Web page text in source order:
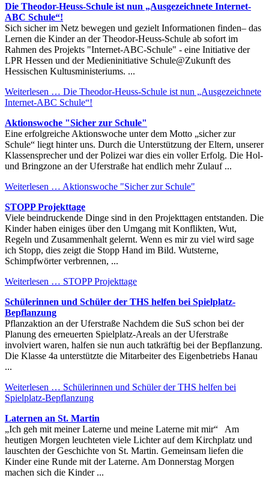
Die Theodor-Heuss-Schule ist nun „Ausgezeichnete Internet-
ABC Schule“!
Sich sicher im Netz bewegen und gezielt Informationen finden– das
Lernen die Kinder an der Theodor-Heuss-Schule ab sofort im
Rahmen des Projekts "Internet-ABC-Schule" - eine Initiative der
LPR Hessen und der Medieninitiative Schule@Zukunft des
Hessischen Kultusministeriums. ...
Weiterlesen … Die Theodor-Heuss-Schule ist nun „Ausgezeichnete
Internet-ABC Schule“!
Aktionswoche "Sicher zur Schule"
Eine erfolgreiche Aktionswoche unter dem Motto „sicher zur
Schule“ liegt hinter uns. Durch die Unterstützung der Eltern, unserer
Klassensprecher und der Polizei war dies ein voller Erfolg. Die Hol-
und Bringzone an der Uferstraße hat endlich mehr Zulauf ...
Weiterlesen … Aktionswoche "Sicher zur Schule"
STOPP Projekttage
Viele beindruckende Dinge sind in den Projekttagen entstanden. Die
Kinder haben einiges über den Umgang mit Konflikten, Wut,
Regeln und Zusammenhalt gelernt. Wenn es mir zu viel wird sage
ich Stopp, dies zeigt die Stopp Hand im Bild. Wutsterne,
Schimpfwörter verbrennen, ...
Weiterlesen … STOPP Projekttage
Schülerinnen und Schüler der THS helfen bei Spielplatz-
Bepflanzung
Pflanzaktion an der Uferstraße Nachdem die SuS schon bei der
Planung des erneuerten Spielplatz-Areals an der Uferstraße
involviert waren, halfen sie nun auch tatkräftig bei der Bepflanzung.
Die Klasse 4a unterstützte die Mitarbeiter des Eigenbetriebs Hanau
...
Weiterlesen … Schülerinnen und Schüler der THS helfen bei
Spielplatz-Bepflanzung
Laternen an St. Martin
„Ich geh mit meiner Laterne und meine Laterne mit mir“ Am
heutigen Morgen leuchteten viele Lichter auf dem Kirchplatz und
lauschten der Geschichte von St. Martin. Gemeinsam liefen die
Kinder eine Runde mit der Laterne. Am Donnerstag Morgen
machen sich die Kinder ...